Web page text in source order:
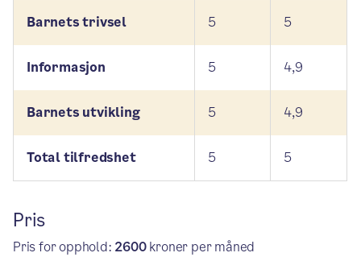
Barnets trivsel 5 5
Informasjon 5 4,9
Barnets utvikling 5 4,9
Total tilfredshet 5 5
Pris
Pris for opphold: 2600kroner per måned